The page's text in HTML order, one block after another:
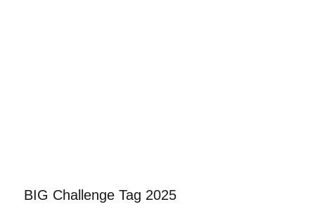
BIG Challenge Tag 2025